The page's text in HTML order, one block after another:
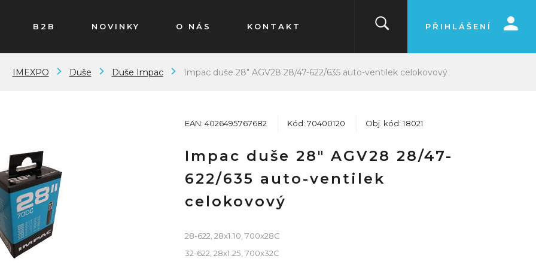
B2B NOVINKY O NÁS KONTAKT PŘIHLÁŠENÍ
IMEXPO Duše Duše Impac Impac duše 28" AGV28 28/47-622/635 auto-ventilek celokovový
EAN: 4026495767682 Kód: 70400120 Obj. kód: 18021
Impac duše 28" AGV28 28/47-
622/635 auto-ventilek
celokovový
28-622, 28x1.10, 700x28C
32-622, 28x1.25, 700x32C